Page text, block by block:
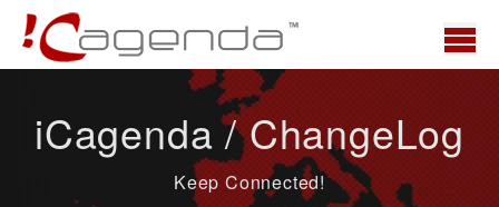
News
iCagenda / ChangeLog
Keep Connected!